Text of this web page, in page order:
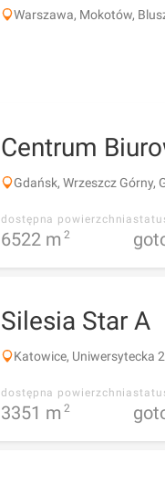
Warszawa, Mokotów,
Centrum
Gdańsk, Wrzeszcz Górny,
dostępna powierzchnia
6522 m 2
Silesia Star A
Katowice, Uniwersytecka
dostępna powierzchnia
3351 m 2